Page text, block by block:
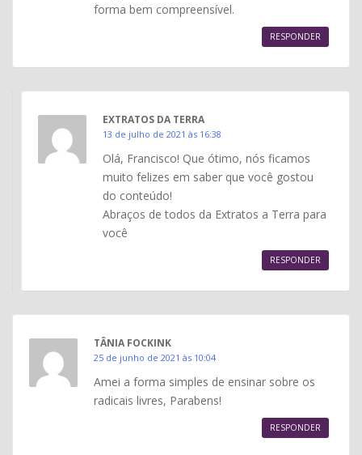
forma bem compreensível.
RESPONDER
EXTRATOS DA TERRA
13 de julho de 2021 às 16:38
Olá, Francisco! Que ótimo, nós ficamos
muito felizes em saber que você gostou
do conteúdo!
Abraços de todos da Extratos a Terra para
você
RESPONDER
TÂNIA FOCKINK
25 de junho de 2021 às 10:04
Amei a forma simples de ensinar sobre os
radicais livres, Parabens!
RESPONDER